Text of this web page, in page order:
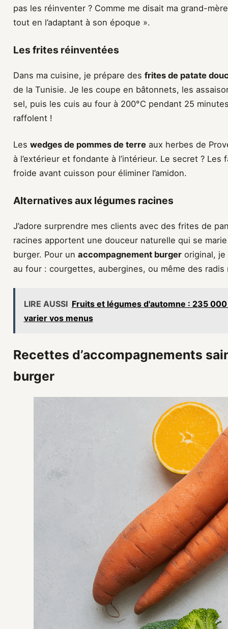
pas les réinventer ? Comme me disait ma grand-
tout en l’adaptant à son époque ».
Les frites réinventées
Dans ma cuisine, je prépare des frites de patate
de la Tunisie. Je les coupe en bâtonnets, les
sel, puis les cuis au four à 200°C pendant 25
raffolent !
Les wedges de pommes de terre aux herbes de
à l’extérieur et fondante à l’intérieur. Le secret ? Les
froide avant cuisson pour éliminer l’amidon.
Alternatives aux légumes racines
J’adore surprendre mes clients avec des frites de
racines apportent une douceur naturelle qui se
burger. Pour un accompagnement burger original,
au four : courgettes, aubergines, ou même des
LIRE AUSSI Fruits et légumes d'automne : 235
varier vos menus
Recettes d’accompagnements
burger